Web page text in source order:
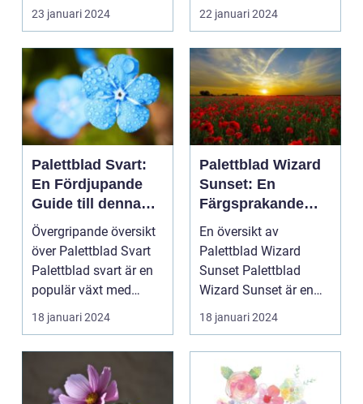
23 januari 2024 22 januari 2024
Palettblad Svart:
En Fördjupande
Guide till denna
Mörka Skönhet
Övergripande översikt
över Palettblad Svart
Palettblad svart är en
populär växt med
mörka, djupt fär...
18 januari 2024
Palettblad Wizard
Sunset: En
Färgsprakande
Skatt för
Trädgårdsentusias
ter
En översikt av
Palettblad Wizard
Sunset Palettblad
Wizard Sunset är en
färgstark och charmig
växt s...
18 januari 2024